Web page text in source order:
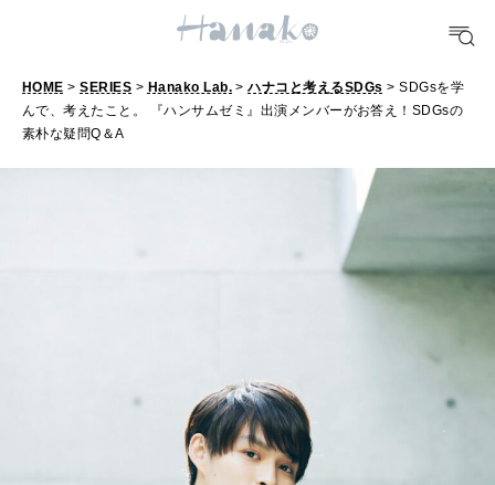
明日のわたし
[12星座別] Monthly Love Holoscope
HEALTH
SUSTAINABLE
わたしができること
HOME >SERIES > Hanako Lab. >ハナコと考えるSDGs > SDGsを学
んで、考えたこと。 『ハンサムゼミ』出演メンバーがお答え！SDGsの
素朴な疑問Q＆A